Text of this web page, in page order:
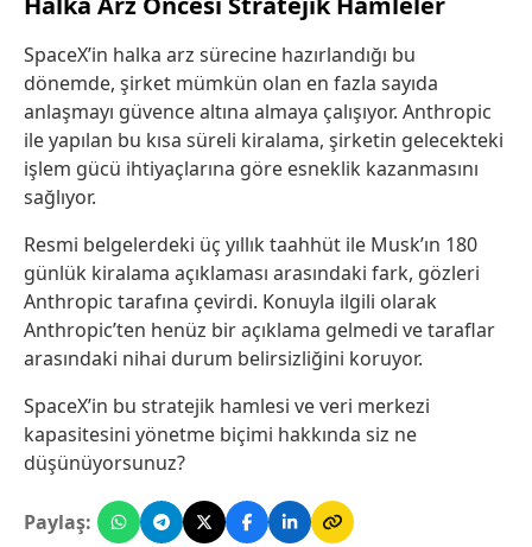
SpaceX’in halka arz sürecine hazırlandığı bu
dönemde, şirket mümkün olan en fazla sayıda
anlaşmayı güvence altına almaya çalışıyor. Anthropic
ile yapılan bu kısa süreli kiralama, şirketin gelecekteki
işlem gücü ihtiyaçlarına göre esneklik kazanmasını
sağlıyor.
Resmi belgelerdeki üç yıllık taahhüt ile Musk’ın 180
günlük kiralama açıklaması arasındaki fark, gözleri
Anthropic tarafına çevirdi. Konuyla ilgili olarak
Anthropic’ten henüz bir açıklama gelmedi ve taraflar
arasındaki nihai durum belirsizliğini koruyor.
SpaceX’in bu stratejik hamlesi ve veri merkezi
kapasitesini yönetme biçimi hakkında siz ne
düşünüyorsunuz?
Paylaş: